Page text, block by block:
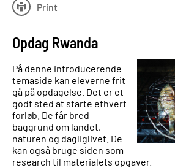
Print
Opdag Rwanda
På denne introducerende
temaside kan eleverne frit
gå på opdagelse. Det er et
godt sted at starte ethvert
forløb. De får bred
baggrund om landet,
naturen og dagliglivet. De
kan også bruge siden som
research til materialets opgaver.